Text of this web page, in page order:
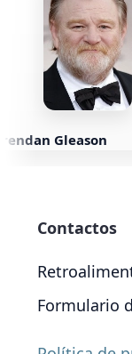
Gleason
Contactos
Formulario